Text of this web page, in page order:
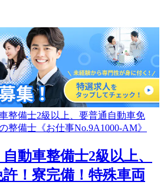
動車整備士2級以上、
！寮完備！特殊車両